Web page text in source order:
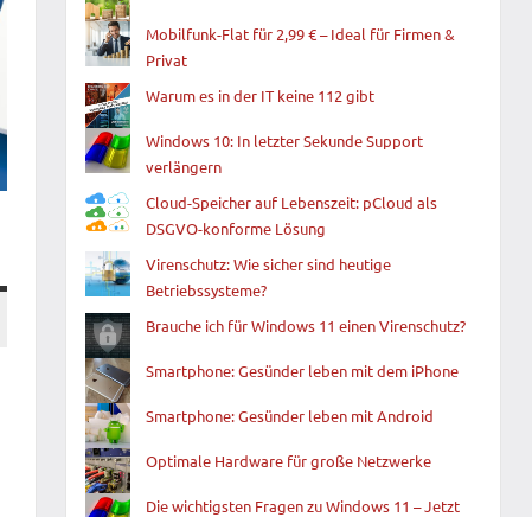
Mobilfunk-Flat für 2,99 € – Ideal für Firmen &
Privat
Warum es in der IT keine 112 gibt
Windows 10: In letzter Sekunde Support
verlängern
Cloud-Speicher auf Lebenszeit: pCloud als
DSGVO-konforme Lösung
Virenschutz: Wie sicher sind heutige
Betriebssysteme?
Brauche ich für Windows 11 einen Virenschutz?
Smartphone: Gesünder leben mit dem iPhone
Smartphone: Gesünder leben mit Android
Optimale Hardware für große Netzwerke
Die wichtigsten Fragen zu Windows 11 – Jetzt